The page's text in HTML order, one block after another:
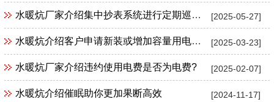
[2025-05-27]
水暖炕厂家介绍集中抄表系统进行定期巡检、抽检有何规定?
[2025-03-23]
水暖炕介绍客户申请新装或增加容量用电时，应向供电企业提供哪些文件和资料?
[2025-02-07]
水暖炕厂家介绍违约使用电费是否为电费?
[2024-11-17]
水暖炕介绍催眠助你更加果断高效